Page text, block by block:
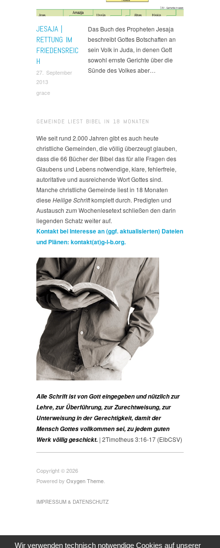
JESAJA |
RETTUNG IM
FRIEDENSREIC
H
27. September
2013
grace
Das Buch des Propheten Jesaja
beschreibt Gottes Botschaften an
sein Volk in Juda, in denen Gott
sowohl ernste Gerichte über die
Sünde des Volkes aber…
GEMEINDE LIEST BIBEL IN 18 MONATEN
Wie seit rund 2.000 Jahren gibt es auch heute
christliche Gemeinden, die völlig überzeugt glauben,
dass die 66 Bücher der Bibel das für alle Fragen des
Glaubens und Lebens notwendige, klare, fehlerfreie,
autoritative und ausreichende Wort Gottes sind.
Manche christliche Gemeinde liest in 18 Monaten
diese Heilige Schriftkomplett durch. Predigten und
Austausch zum Wochenlesetext schließen den darin
liegenden Schatz weiter auf.
Kontakt bei Interesse an (ggf. aktualisierten) Dateien
und Plänen: kontakt(at)g-l-b.org.
Alle Schrift ist von Gott eingegeben und nützlich zur
Lehre, zur Überführung, zur Zurechtweisung, zur
Unterweisung in der Gerechtigkeit, damit der
Mensch Gottes vollkommen sei, zu jedem guten
Werk völlig geschickt. | 2Timotheus 3:16-17 (ElbCSV)
Copyright © 2026
Powered by Oxygen Theme
IMPRESSUM & DATENSCHUTZ
Wir verwenden technisch notwendige Cookies auf unserer